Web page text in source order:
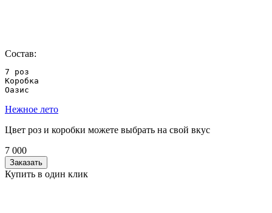
Состав:
7 роз
Коробка
Оазис
Нежное лето
Цвет роз и коробки можете выбрать на свой вкус
7 000
Заказать
Купить в один клик